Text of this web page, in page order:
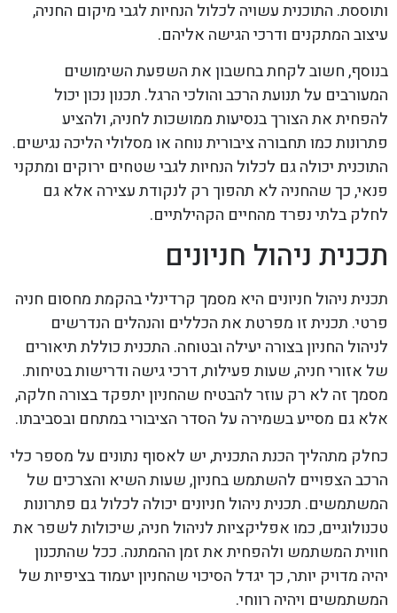
ותוססת. התוכנית עשויה לכלול הנחיות לגבי מיקום החניה,
עיצוב המתקנים ודרכי הגישה אליהם.
בנוסף, חשוב לקחת בחשבון את השפעת השימושים
המעורבים על תנועת הרכב והולכי הרגל. תכנון נכון יכול
להפחית את הצורך בנסיעות ממושכות לחניה, ולהציע
פתרונות כמו תחבורה ציבורית נוחה או מסלולי הליכה נגישים.
התוכנית יכולה גם לכלול הנחיות לגבי שטחים ירוקים ומתקני
פנאי, כך שהחניה לא תהפוך רק לנקודת עצירה אלא גם
לחלק בלתי נפרד מהחיים הקהילתיים.
תכנית ניהול חניונים
תכנית ניהול חניונים היא מסמך קרדינלי בהקמת מחסום חניה
פרטי. תכנית זו מפרטת את הכללים והנהלים הנדרשים
לניהול החניון בצורה יעילה ובטוחה. התכנית כוללת תיאורים
של אזורי חניה, שעות פעילות, דרכי גישה ודרישות בטיחות.
מסמך זה לא רק עוזר להבטיח שהחניון יתפקד בצורה חלקה,
אלא גם מסייע בשמירה על הסדר הציבורי במתחם ובסביבתו.
כחלק מתהליך הכנת התכנית, יש לאסוף נתונים על מספר כלי
הרכב הצפויים להשתמש בחניון, שעות השיא והצרכים של
המשתמשים. תכנית ניהול חניונים יכולה לכלול גם פתרונות
טכנולוגיים, כמו אפליקציות לניהול חניה, שיכולות לשפר את
חווית המשתמש ולהפחית את זמן ההמתנה. ככל שהתכנון
יהיה מדויק יותר, כך יגדל הסיכוי שהחניון יעמוד בציפיות של
המשתמשים ויהיה רווחי.